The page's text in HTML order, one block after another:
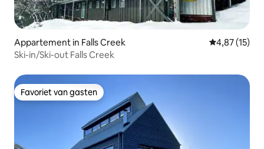
Appartement in Falls Creek Gemiddelde
4,87 (15)
Ski-in/Ski-out Falls Creek
Favoriet van gasten
Favoriet van gasten